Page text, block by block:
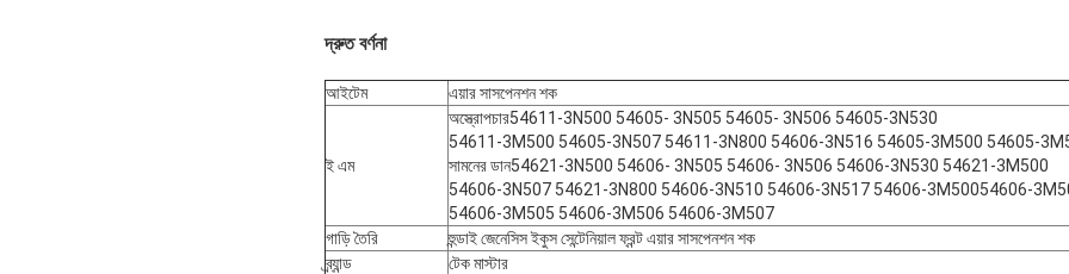
দ্রুত বর্ণনা
আইটেম এয়ার সাসপেনশন শক
ই এম
অস্ত্রোপচার54611-3N500 54605- 3N505 54605- 3N506 54605-3N530
54611-3M500 54605-3N507 54611-3N800 54606-3N516 54605-3M500 54605-
সামনের ডান54621-3N500 54606- 3N505 54606- 3N506 54606-3N530 54621-3M500
54606-3N507 54621-3N800 54606-3N510 54606-3N517 54606-3M50054606-
54606-3M505 54606-3M506 54606-3M507
গাড়ি তৈরি
হুন্ডাই জেনেসিস ইকুস সেন্টেনিয়াল ফ্রন্ট এয়ার সাসপেনশন শক
ব্র্যান্ড
টেক মাস্টার